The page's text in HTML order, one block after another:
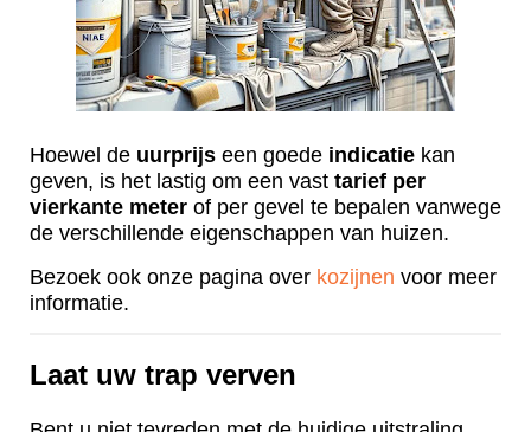
Hoewel de uurprijs een goede indicatie kan
geven, is het lastig om een vast tarief per
vierkante meter of per gevel te bepalen vanwege
de verschillende eigenschappen van huizen.
Bezoek ook onze pagina over kozijnen voor meer
informatie.
Laat uw trap verven